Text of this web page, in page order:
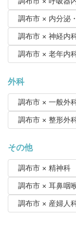
調布市 × 内分泌
調布市 × 神経内
調布市 × 老年内
外科
調布市 × 一般外
調布市 × 整形外
その他
調布市 × 精神科
調布市 × 耳鼻咽
調布市 × 産婦人